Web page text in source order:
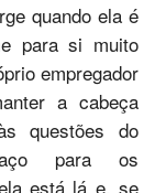
quando ela é
para si muito
empregador
a cabeça
questões do
para os
está lá e, se